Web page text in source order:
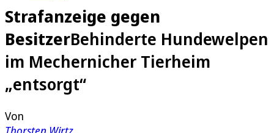
Strafanzeige gegen
BesitzerBehinderte Hundewelpen
im Mechernicher Tierheim
„entsorgt“
Von